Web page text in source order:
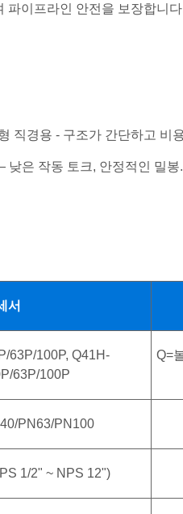
파이프라인 안전을 보장합니
직경용 - 구조가 간단하고 비
은 작동 토크, 안정적인 밀
서
63P/100P, Q41H-
63P/100P
Q=
PN63/PN100
1/2" ~ NPS 12")